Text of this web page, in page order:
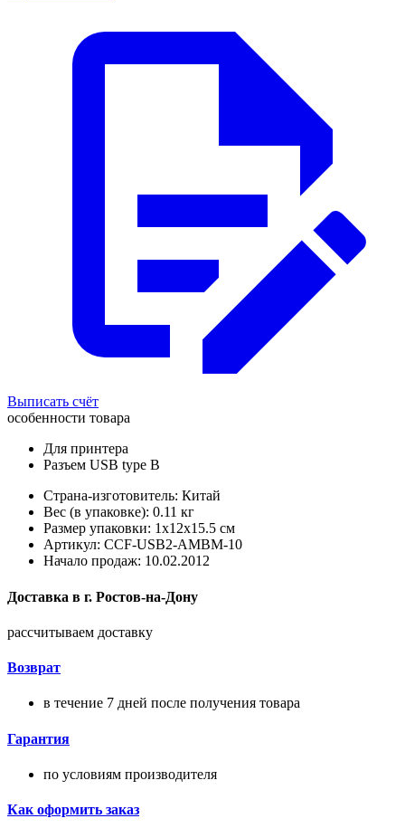
Выписать счёт
особенности товара
Для принтера
Разъем USB type B
Страна-изготовитель: Китай
Вес (в упаковке): 0.11 кг
Размер упаковки: 1x12x15.5 см
Артикул: CCF-USB2-AMBM-10
Начало продаж: 10.02.2012
Доставка в г. Ростов-на-Дону
рассчитываем доставку
Возврат
в течение 7 дней после получения товара
Гарантия
по условиям производителя
Как оформить заказ